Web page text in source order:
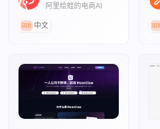
阿里绘蛙的电商AI
中文